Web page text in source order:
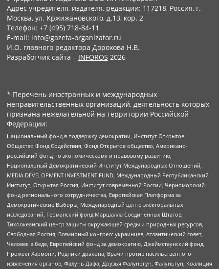
Адрес учредителя, издателя, редакции: 117218, Россия, г.
Москва, ул. Кржижановского, д.13, кор. 2
Телефон: +7 (495) 718-84-11
E-mail: info@gazeta-organizator.ru
И.О. главного редактора Дорохова Н.В.
Разработчик сайта – INFOROS 2026
* Перечень иностранных и международных
неправительственных организаций, деятельность которых
признана нежелательной на территории Российской
Федерации:
Национальный фонд в поддержку демократии, Институт Открытое
Общество Фонд Содействия, Фонд Открытое общество, Американо-
российский фонд по экономическому и правовому развитию,
Национальный Демократический Институт Международных Отношений,
MEDIA DEVELOPMENT INVESTMENT FUND, Международный Республиканский
Институт, Открытая Россия, Институт современной России, Черноморский
фонд регионального сотрудничества, Европейская Платформа за
Демократические Выборы, Международный центр электоральных
исследований, Германский фонд Маршалла Соединенных Штатов,
Тихоокеанский центр защиты окружающей среды и природных ресурсов,
Свободная Россия, Всемирный конгресс украинцев, Атлантический совет,
Человек в беде, Европейский фонд за демократию, Джеймстаунский фонд,
Прожект Хармони, Родники дракона, Врачи против насильственного
извлечения органов, Фалунь Дафа, Друзья Фалуньгун, Фалуньгун, Коалиция